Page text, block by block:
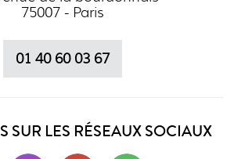
75007 - Paris
01 40 60 03 67
SUR LES RÉSEAUX SOCIAUX